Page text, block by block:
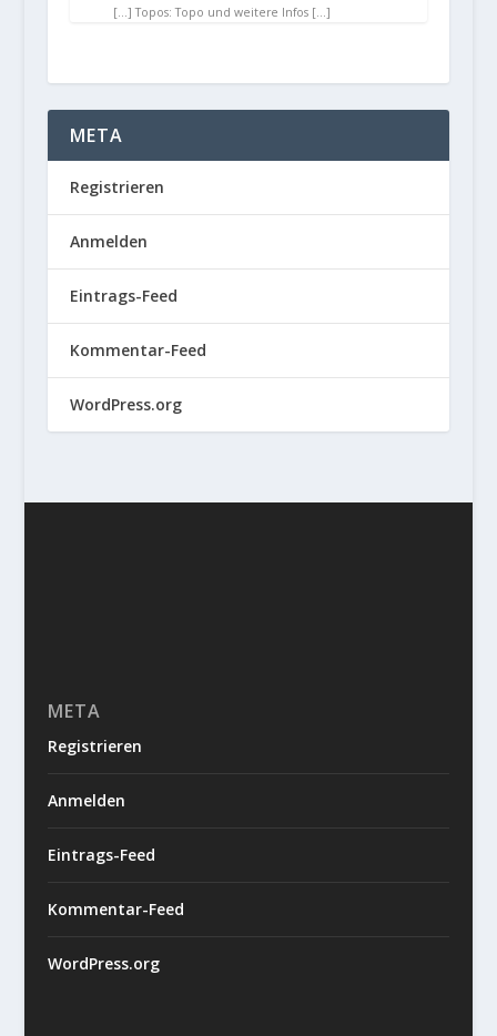
[…] Topos: Topo und weitere Infos […]
META
Registrieren
Anmelden
Eintrags-Feed
Kommentar-Feed
WordPress.org
META
Registrieren
Anmelden
Eintrags-Feed
Kommentar-Feed
WordPress.org